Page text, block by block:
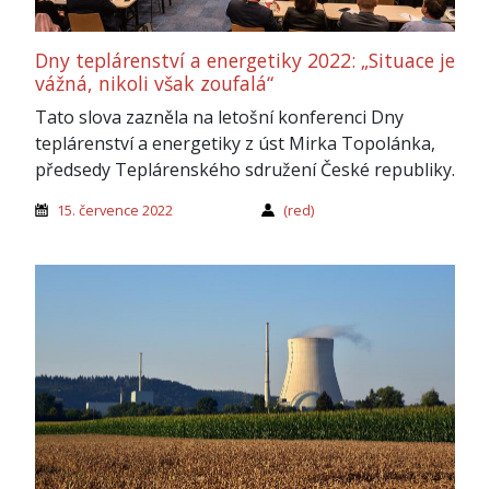
Dny teplárenství a energetiky 2022: „Situace je
vážná, nikoli však zoufalá“
Tato slova zazněla na letošní konferenci Dny
teplárenství a energetiky z úst Mirka Topolánka,
předsedy Teplárenského sdružení České republiky.
15. července 2022 (red)